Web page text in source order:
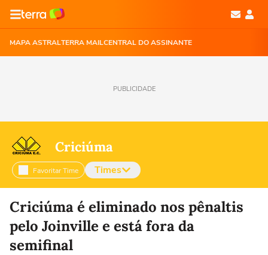
MAPA ASTRALTERRA MAILCENTRAL DO ASSINANTE
PUBLICIDADE
Criciúma
Favoritar Time Times
Selecione o time para ver as notícias
Criciúma é eliminado nos pênaltis
pelo Joinville e está fora da
semifinal